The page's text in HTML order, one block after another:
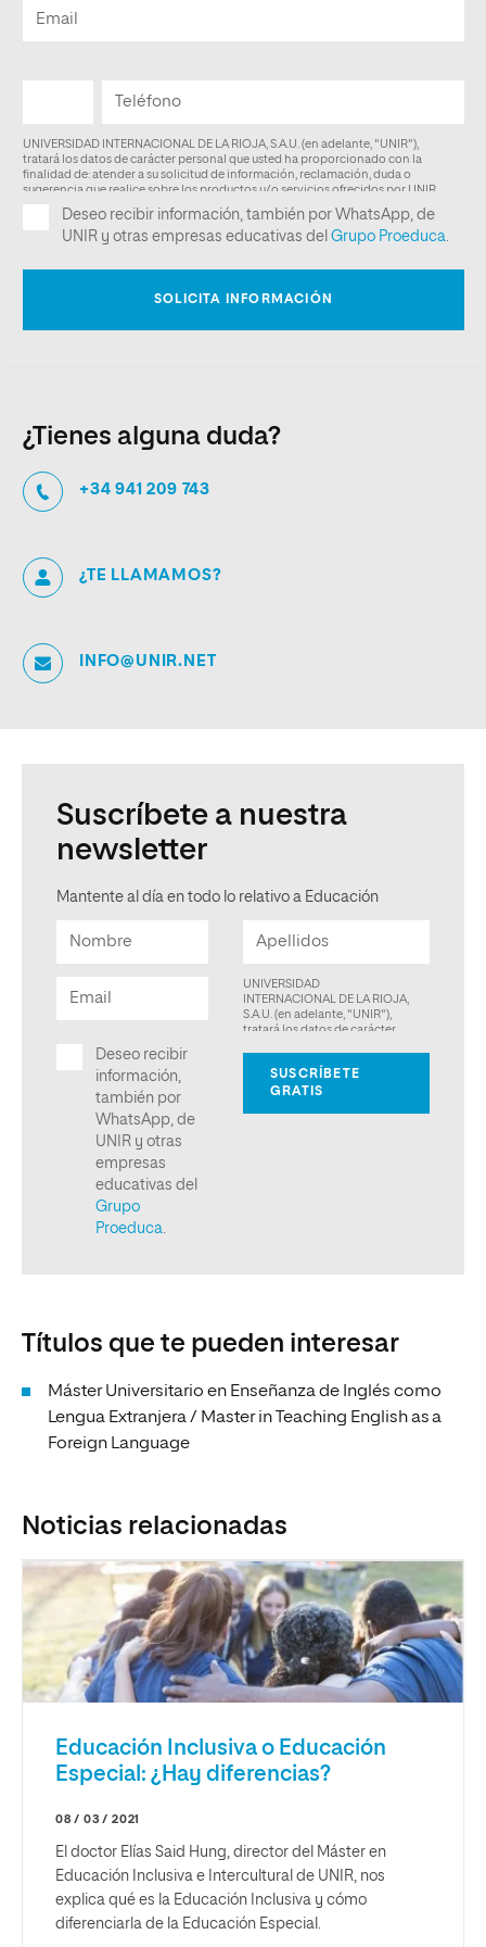
¿Tienes alguna duda?
+34 941 209 743
¿TE LLAMAMOS?
INFO@UNIR.NET
Suscríbete a nuestra
newsletter
Mantente al día en todo lo relativo a Educación
Títulos que te pueden interesar
Máster Universitario en Enseñanza de Inglés como
Lengua Extranjera / Master in Teaching English as a
Foreign Language
Noticias relacionadas
Educación Inclusiva o Educación
Especial: ¿Hay diferencias?
08 / 03 / 2021
El doctor Elías Said Hung, director del Máster en
Educación Inclusiva e Intercultural de UNIR, nos
explica qué es la Educación Inclusiva y cómo
diferenciarla de la Educación Especial.